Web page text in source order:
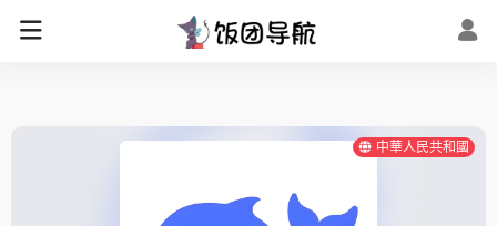
中華人民共和國